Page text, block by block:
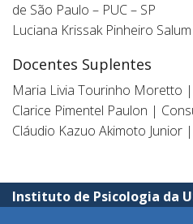
de São Paulo – PUC – SP
Luciana Krissak Pinheiro
Docentes Suplentes
Maria Livia Tourinho Moretto |
Clarice Pimentel Paulon |
Cláudio Kazuo Akimoto
Instituto de Psicologia da